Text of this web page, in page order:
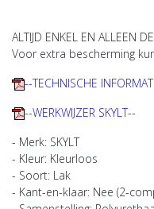
ALTIJD ENKEL EN ALLEEN
Voor extra bescherming
--TECHNISCHE
--WERKWIJZER SKYLT--
- Merk: SKYLT
- Kleur: Kleurloos
- Soort: Lak
- Kant-en-klaar: Nee (2-